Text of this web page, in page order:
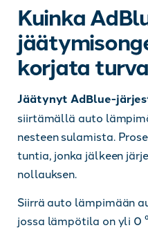
Kuinka
korjata
Jäätynyt AdBlue-
siirtämällä auto
nesteen sulamista.
tuntia, jonka jälkeen
nollauksen.
Siirrä auto lämpimään
jossa lämpötila on yli 0